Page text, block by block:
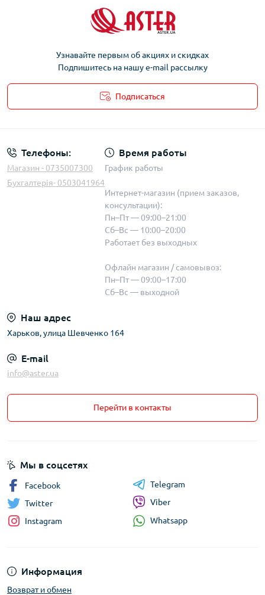
Узнавайте первым об акциях и скидках
Подпишитесь на нашу e-mail рассылку
Подписаться
Телефоны:
Магазин - 0735007300
Бухгалтерія- 0503041964
Время работы
График работы
Интернет-магазин (прием заказов,
консультации):
Пн–Пт — 09:00–21:00
Сб–Вс — 10:00–20:00
Работает без выходных
Офлайн магазин / самовывоз:
Пн–Пт — 09:00–17:00
Сб–Вс — выходной
Наш адрес
Харьков, улица Шевченко 164
E-mail
info@aster.ua
Перейти в контакты
Информация
Возврат и обмен
Мы в соцсетях
Facebook
Twitter
Instagram
Telegram
Viber
Whatsapp